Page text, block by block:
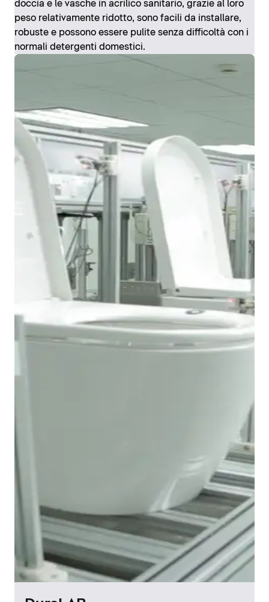
doccia e le vasche in acrilico sanitario, grazie al loro
peso relativamente ridotto, sono facili da installare,
robuste e possono essere pulite senza difficoltà con i
normali detergenti domestici.